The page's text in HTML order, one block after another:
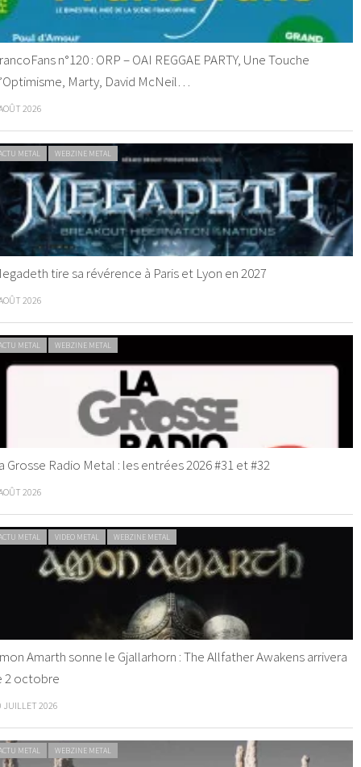
n°120 : ORP – OAI REGGAE PARTY, Une Touche
Marty, David McNeil…
2026
METAL WEBZINE METAL
tire sa révérence à Paris et Lyon en 2027
2026
METAL WEBZINE METAL
Grosse Radio Metal : les entrées 2026 #31 et #32
2026
METAL VIDEO METAL WEBZINE METAL
Amarth sonne le Gjallarhorn : The Allfather Awakens arrivera
2 octobre
JUILLET 2026
METAL WEBZINE METAL